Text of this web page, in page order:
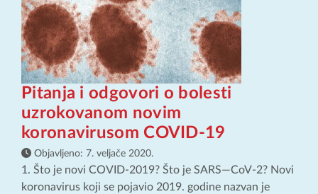
Pitanja i odgovori o bolesti
uzrokovanom novim
koronavirusom COVID-19
Objavljeno: 7. veljače 2020.
1. Što je novi COVID-2019? Što je SARS—CoV-2? Novi
koronavirus koji se pojavio 2019. godine nazvan je